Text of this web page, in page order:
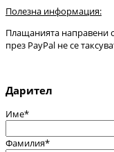
Полезна информация:
Плащанията направени
през PayPal не се
Дарител
Име*
Фамилия*